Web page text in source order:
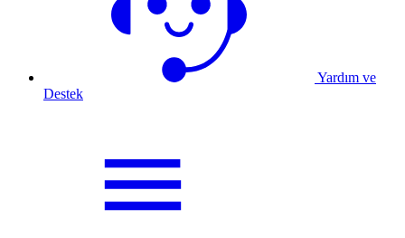
Yardım ve
Destek